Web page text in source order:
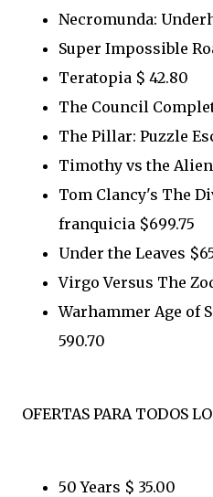
Necromunda:
Super Impossible
Teratopia $ 42.80
The Council
The Pillar: Puzzle
Timothy vs the
Tom Clancy's The
franquicia $699.75
Under the Leaves
Virgo Versus The
Warhammer Age of
590.70
OFERTAS PARA TODOS
50 Years $ 35.00